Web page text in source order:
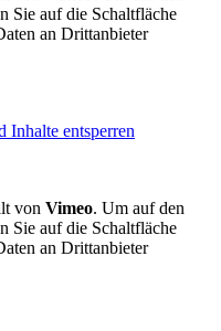
Sie auf die Schaltfläche
an Drittanbieter
Inhalte entsperren
von Vimeo. Um auf den
Sie auf die Schaltfläche
an Drittanbieter